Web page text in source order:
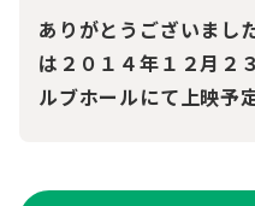
ありがとうございまし
は２０１４年１２月２
ルブホールにて上映予